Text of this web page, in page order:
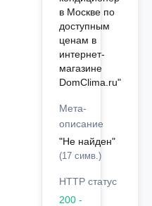
в Москве по
доступным
ценам в
интернет-
магазине
DomClima.ru"
Мета-
описание
"Не найден"
(17 симв.)
HTTP статус
200 -